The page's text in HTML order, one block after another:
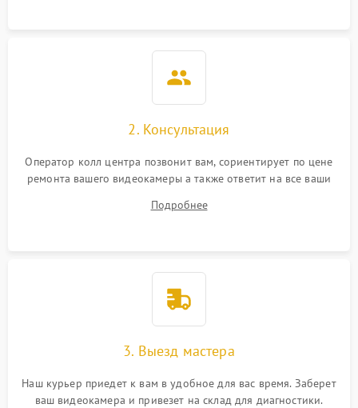
2. Консультация
Оператор колл центра позвонит вам, сориентирует по цене
ремонта вашего видеокамеры а также ответит на все ваши
Подробнее
3. Выезд мастера
Наш курьер приедет к вам в удобное для вас время. Заберет
ваш видеокамера и привезет на склад для диагностики.